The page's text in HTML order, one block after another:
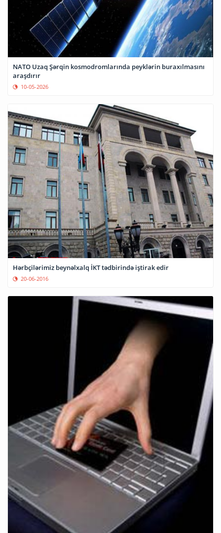
NATO Uzaq Şərqin kosmodromlarında peyklərin buraxılmasını
araşdırır
10-05-2026
Hərbçilərimiz beynəlxalq İKT tədbirində iştirak edir
20-06-2016